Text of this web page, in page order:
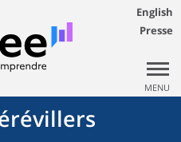
English
Presse
MENU